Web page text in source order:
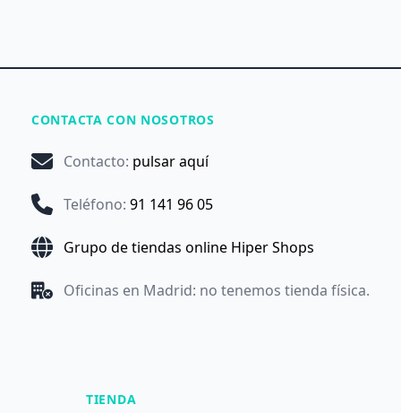
CONTACTA CON NOSOTROS
Contacto: pulsar aquí
Teléfono: 91 141 96 05
Grupo de tiendas online Hiper Shops
Oficinas en Madrid: no tenemos tienda física.
TIENDA